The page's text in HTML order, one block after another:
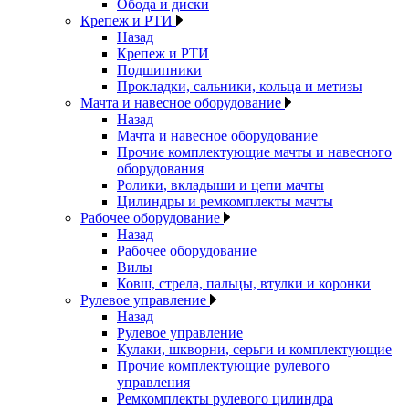
Обода и диски
Крепеж и РТИ
Назад
Крепеж и РТИ
Подшипники
Прокладки, сальники, кольца и метизы
Мачта и навесное оборудование
Назад
Мачта и навесное оборудование
Прочие комплектующие мачты и навесного
оборудования
Ролики, вкладыши и цепи мачты
Цилиндры и ремкомплекты мачты
Рабочее оборудование
Назад
Рабочее оборудование
Вилы
Ковш, стрела, пальцы, втулки и коронки
Рулевое управление
Назад
Рулевое управление
Кулаки, шкворни, серьги и комплектующие
Прочие комплектующие рулевого
управления
Ремкомплекты рулевого цилиндра